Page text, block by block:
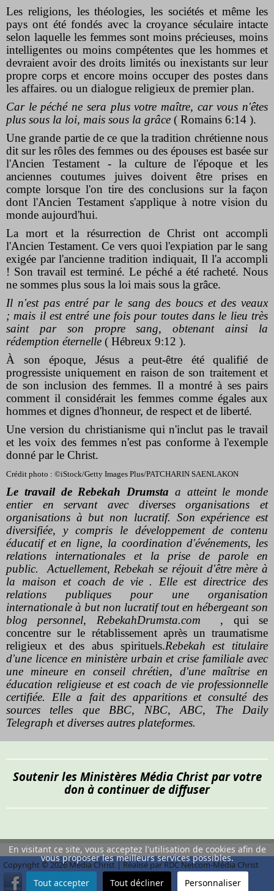
Les religions, les théologies, les sociétés et même les
pays ont été fondés avec la croyance séculaire intacte
selon laquelle les femmes sont moins précieuses, moins
intelligentes ou moins compétentes que les hommes et
devraient avoir des droits limités ou inexistants sur leur
propre corps et encore moins occuper des postes dans
les affaires. ou un dialogue religieux de premier plan.
Car le péché ne sera plus votre maître, car vous n'êtes
plus sous la loi, mais sous la grâce ( Romains 6:14 ).
Une grande partie de ce que la tradition chrétienne nous
dit sur les rôles des femmes ou des épouses est basée sur
l'Ancien Testament - la culture de l'époque et les
anciennes coutumes juives doivent être prises en
compte lorsque l'on tire des conclusions sur la façon
dont l'Ancien Testament s'applique à notre vision du
monde aujourd'hui.
La mort et la résurrection de Christ ont accompli
l'Ancien Testament. Ce vers quoi l'expiation par le sang
exigée par l'ancienne tradition indiquait, Il l'a accompli
! Son travail est terminé. Le péché a été racheté. Nous
ne sommes plus sous la loi mais sous la grâce.
Il n'est pas entré par le sang des boucs et des veaux
; mais il est entré une fois pour toutes dans le lieu très
saint par son propre sang, obtenant ainsi la
rédemption éternelle ( Hébreux 9:12 ).
À son époque, Jésus a peut-être été qualifié de
progressiste uniquement en raison de son traitement et
de son inclusion des femmes. Il a montré à ses pairs
comment il considérait les femmes comme égales aux
hommes et dignes d'honneur, de respect et de liberté.
Une version du christianisme qui n'inclut pas le travail
et les voix des femmes n'est pas conforme à l'exemple
donné par le Christ.
Crédit photo : ©iStock/Getty Images Plus/PATCHARIN SAENLAKON
Le travail de Rebekah Drumsta a atteint le monde
entier en servant avec diverses organisations et
organisations à but non lucratif. Son expérience est
diversifiée, y compris le développement de contenu
éducatif et en ligne, la coordination d'événements, les
relations internationales et la prise de parole en
public.
Actuellement, Rebekah se réjouit d'être mère à
la maison et coach de vie . Elle est directrice des
relations publiques pour une organisation
internationale à but non lucratif tout en hébergeant son
blog personnel, RebekahDrumsta.com
, qui se
concentre sur le rétablissement après un traumatisme
religieux et des abus spirituels.Rebekah est titulaire
d'une licence en ministère urbain et crise familiale avec
une mineure en conseil chrétien, d'une maîtrise en
éducation religieuse et est coach de vie professionnelle
certifiée. Elle a fait des apparitions et consulté des
sources telles que BBC, NBC, ABC, The Daily
Telegraph et diverses autres plateformes.
Soutenir les Ministères Média Christ par votre
don à continuer de diffuser
Copyright © 2026 Média Christ | Réalisé par RDC Netcom-Média Christ
En visitant ce site, vous acceptez l'utilisation de cookies afin de
vous proposer les meilleurs services possibles.
Tout accepter Tout décliner Personnaliser